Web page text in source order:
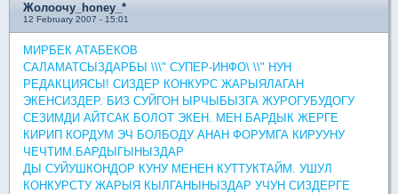
Жолоочу_honey_*
12 February 2007 - 15:01
МИРБЕК АТАБЕКОВ
САЛАМАТСЫЗДАРБЫ \\\" СУПЕР-ИНФО\ \\" НУН
РЕДАКЦИЯСЫ! СИЗДЕР КОНКУРС ЖАРЫЯЛАГАН
ЭКЕНСИЗДЕР. БИЗ СУЙГОН ЫРЧЫБЫЗГА ЖУРОГУБУДОГУ
СЕЗИМДИ АЙТСАК БОЛОТ ЭКЕН. МЕН БАРДЫК ЖЕРГЕ
КИРИП КОРДУМ ЭЧ БОЛБОДУ АНАН ФОРУМГА КИРУУНУ
ЧЕЧТИМ.БАРДЫГЫНЫЗДАР
ДЫ СУЙУШКОНДОР КУНУ МЕНЕН КУТТУКТАЙМ. УШУЛ
КОНКУРСТУ ЖАРЫЯ КЫЛГАНЫНЫЗДАР УЧУН СИЗДЕРГЕ